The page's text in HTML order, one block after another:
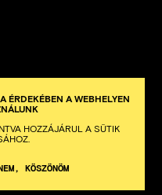
ÉRDEKÉBEN A WEBHELYEN
HOZZÁJÁRUL A SÜTIK
KÖSZÖNÖM